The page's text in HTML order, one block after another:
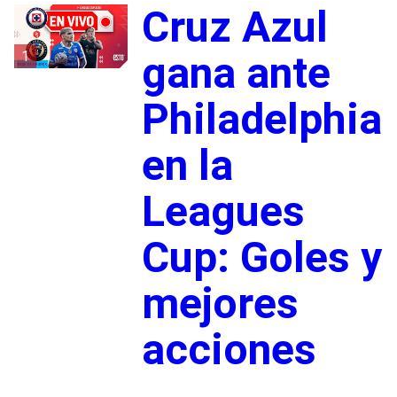
1
Cruz Azul
gana ante
Philadelphia
en la
Leagues
Cup: Goles y
mejores
acciones